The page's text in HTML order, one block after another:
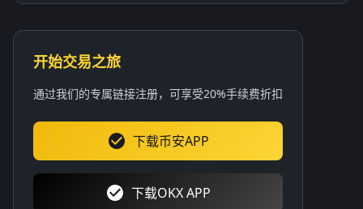
开始交易之旅
通过我们的专属链接注册，可享受20%手续费折扣
下载币安APP
下载OKX APP